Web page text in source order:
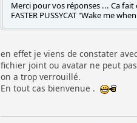
Merci pour vos réponses ... Ca
FASTER PUSSYCAT "Wake me
en effet je viens de constater
fichier joint ou avatar ne peut
on a trop verrouillé.
En tout cas bienvenue .